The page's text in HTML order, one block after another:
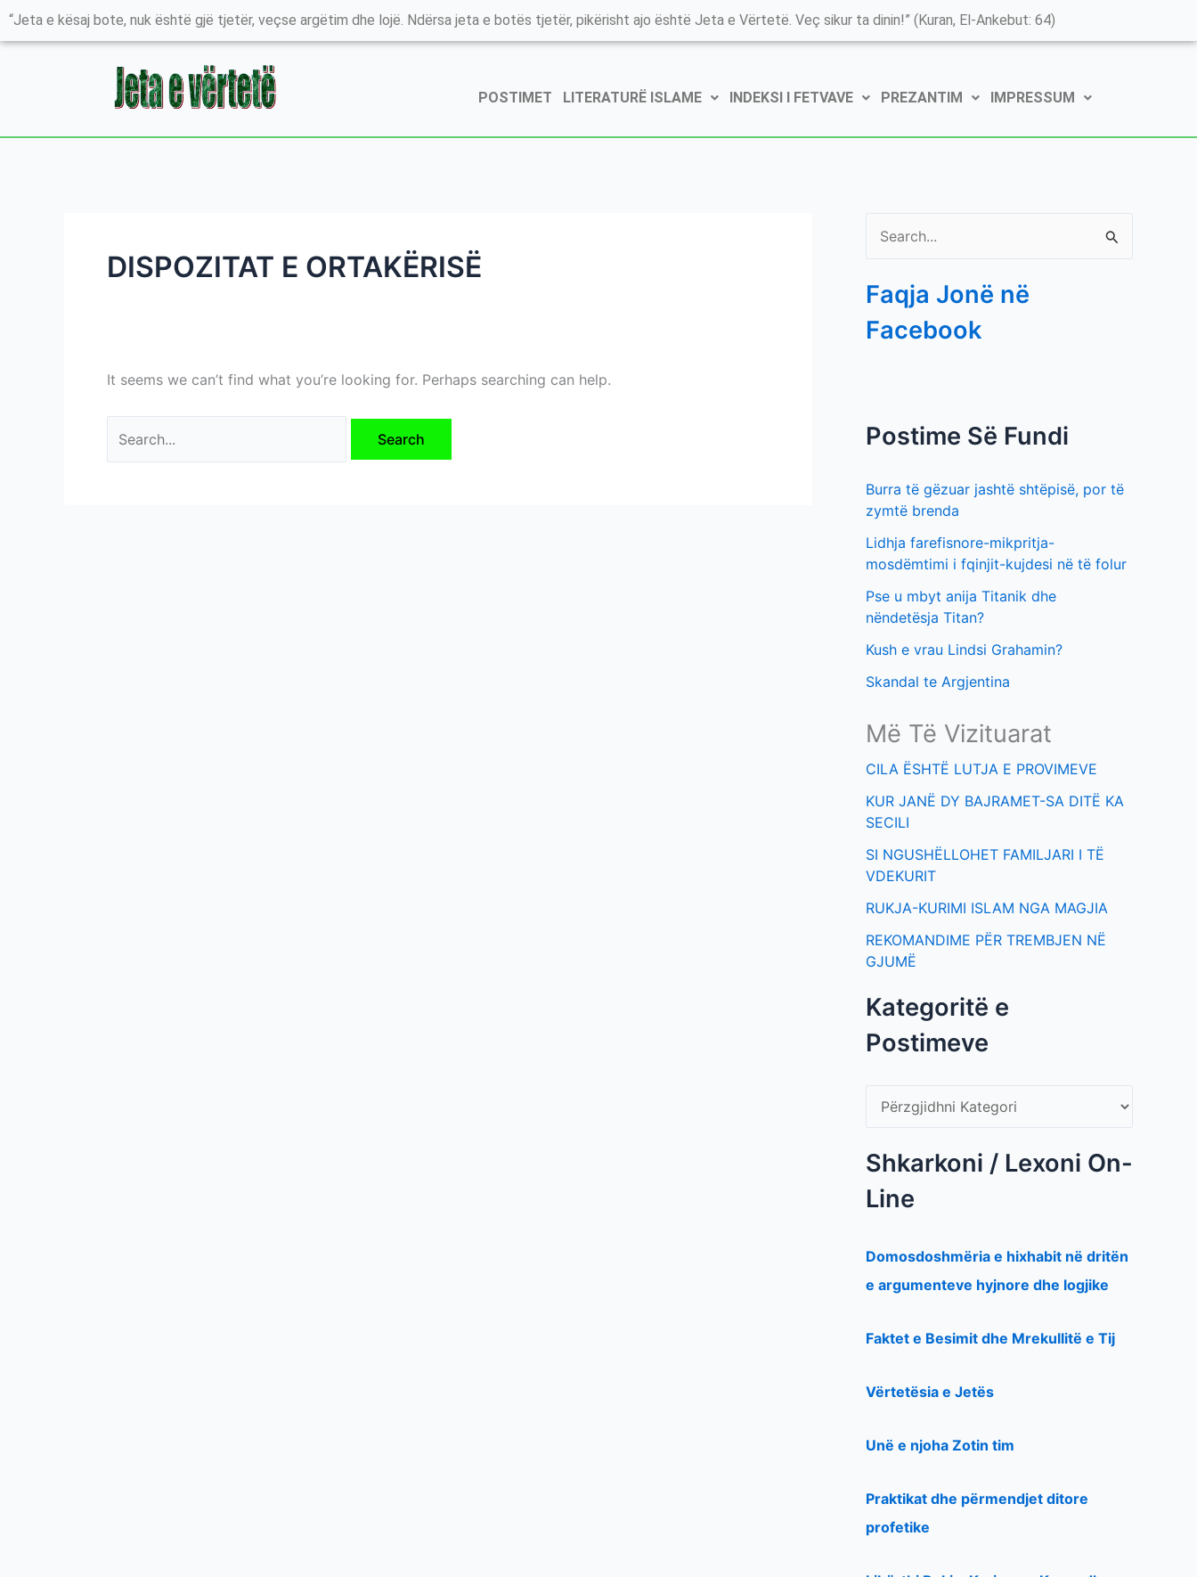
Skip
“Jeta e kësaj bote, nuk është gjë tjetër, veçse argëtim dhe lojë. Ndërsa jeta e botës tjetër, pikërisht ajo është Jeta e Vërtetë. Veç sikur ta dinin!” (Kuran, El-Ankebut: 64)
POSTIMET LITERATURË ISLAME INDEKSI I FETVAVE PREZANTIM IMPRESSUM
DISPOZITAT E ORTAKËRISË
It seems we can’t find what you’re looking for. Perhaps searching can help.
Search
a
r
o
:
Faqja Jonë në
Facebook
Postime Së Fundi
Burra të gëzuar jashtë shtëpisë, por të
zymtë brenda
Lidhja farefisnore-mikpritja-
mosdëmtimi i fqinjit-kujdesi në të folur
Pse u mbyt anija Titanik dhe
nëndetësja Titan?
Kush e vrau Lindsi Grahamin?
Skandal te Argjentina
Më Të Vizituarat
CILA ËSHTË LUTJA E PROVIMEVE
KUR JANË DY BAJRAMET-SA DITË KA
SECILI
SI NGUSHËLLOHET FAMILJARI I TË
VDEKURIT
RUKJA-KURIMI ISLAM NGA MAGJIA
REKOMANDIME PËR TREMBJEN NË
GJUMË
Kategoritë e
Postimeve
K
a
e
i
e
P
i
e
Shkarkoni / Lexoni On-
Line
Domosdoshmëria e hixhabit në dritën
e argumenteve hyjnore dhe logjike
Faktet e Besimit dhe Mrekullitë e Tij
Vërtetësia e Jetës
Unë e njoha Zotin tim
Praktikat dhe përmendjet ditore
profetike